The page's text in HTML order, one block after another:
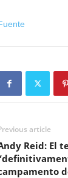
article
Reid: El